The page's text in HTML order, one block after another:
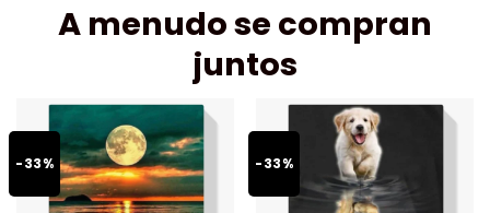
A menudo se compran
juntos
-33% -33%